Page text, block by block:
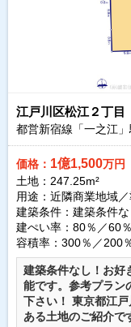
江戸川区松江２丁目
都営新宿線「一之江」
価格： 1億1,500万円
土地：247.25m²
用途：近隣商業地域
建築条件： 建築条件な
建ぺい率：80％／60％
容積率：300％／200
建築条件なし！お好
能です。参考プラン
下さい！ 東京都江
ある土地のご紹介で